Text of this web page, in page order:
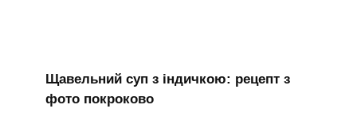
Щавельний суп з індичкою: рецепт з
фото покроково